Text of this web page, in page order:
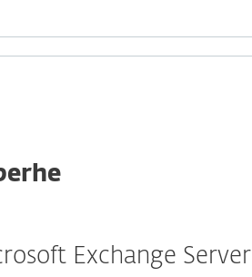
Exchange Server